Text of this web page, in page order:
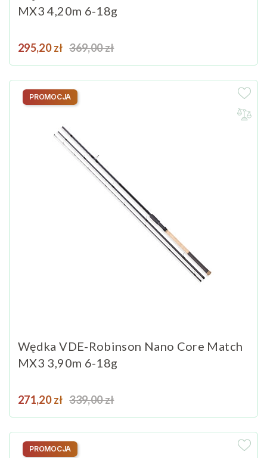
MX3 4,20m 6-18g
Cena
295,20 zł Cena podstawowa
369,00 zł
Wędka VDE-Robinson Nano Core Match
MX3 3,90m 6-18g
Cena
271,20 zł Cena podstawowa
339,00 zł
PROMOCJA
PROMOCJA